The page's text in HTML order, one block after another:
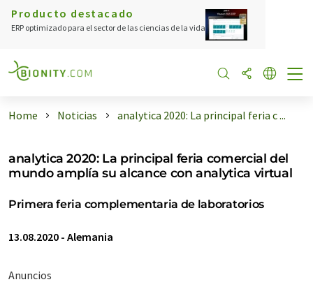
Producto destacado
ERP optimizado para el sector de las ciencias de la vida
Home Noticias analytica 2020: La principal feria c ...
analytica 2020: La principal feria comercial del
mundo amplía su alcance con analytica virtual
Primera feria complementaria de laboratorios
13.08.2020 - Alemania
Anuncios